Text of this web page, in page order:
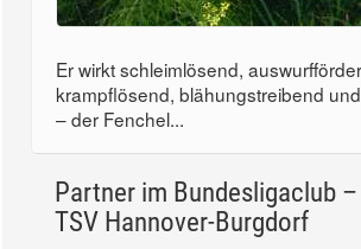
Er wirkt schleimlösend,
krampflösend, blähungstreibend
– der Fenchel...
Partner im Bundesligaclub –
TSV Hannover-Burgdorf